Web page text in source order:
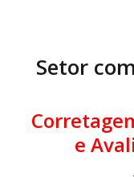
Setor
e